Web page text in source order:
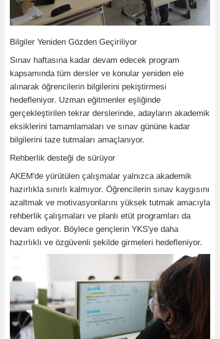
Bilgiler Yeniden Gözden Geçiriliyor
Sınav haftasına kadar devam edecek program
kapsamında tüm dersler ve konular yeniden ele
alınarak öğrencilerin bilgilerini pekiştirmesi
hedefleniyor. Uzman eğitmenler eşliğinde
gerçekleştirilen tekrar derslerinde, adayların akademik
eksiklerini tamamlamaları ve sınav gününe kadar
bilgilerini taze tutmaları amaçlanıyor.
Rehberlik desteği de sürüyor
AKEM'de yürütülen çalışmalar yalnızca akademik
hazırlıkla sınırlı kalmıyor. Öğrencilerin sınav kaygısını
azaltmak ve motivasyonlarını yüksek tutmak amacıyla
rehberlik çalışmaları ve planlı etüt programları da
devam ediyor. Böylece gençlerin YKS'ye daha
hazırlıklı ve özgüvenli şekilde girmeleri hedefleniyor.